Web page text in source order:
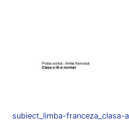
subiect_limba-franceza_clasa-